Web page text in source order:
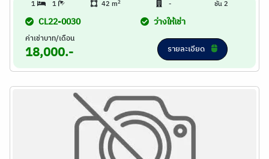
1 1 42 m2 - ชั้น 2
CL22-0030 ว่างให้เช่า
ค่าเช่าบาท/เดือน
18,000.- รายละเอียด